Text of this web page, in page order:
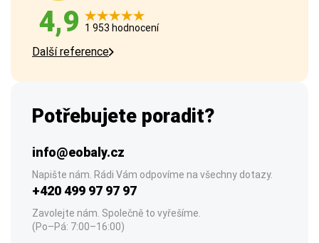
4,9 1 953 hodnocení
Další reference
Potřebujete poradit?
info@eobaly.cz
Napište nám. Rádi Vám odpovíme na všechny dotazy.
+420 499 97 97 97
Zavolejte nám. Společně to vyřešíme.
(Po–Pá: 7:00–16:00)